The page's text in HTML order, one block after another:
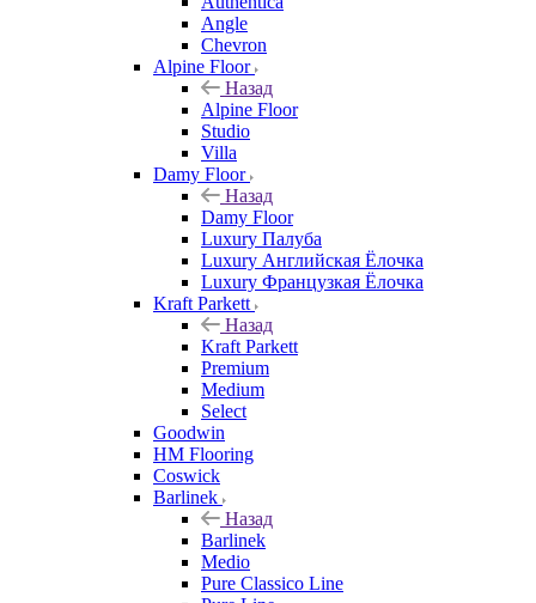
Angle
Chevron
Alpine Floor
Назад
Alpine Floor
Studio
Villa
Damy Floor
Назад
Damy Floor
Luxury Палуба
Luxury Английская Ёлочка
Luxury Французкая Ёлочка
Kraft Parkett
Назад
Kraft Parkett
Premium
Medium
Select
Goodwin
HM Flooring
Coswick
Barlinek
Назад
Barlinek
Medio
Pure Classico Line